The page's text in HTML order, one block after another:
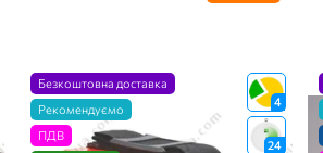
4
24
Безкоштовна доставка
Рекомендуємо
ПДВ